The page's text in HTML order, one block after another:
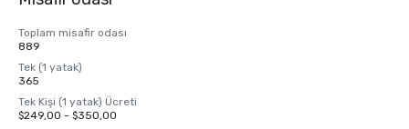
Toplam misafir odası
889
Tek (1 yatak)
365
Tek Kişi (1 yatak) Ücreti
$249,00 - $350,00